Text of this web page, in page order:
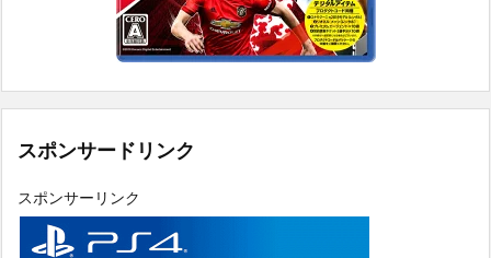
スポンサードリンク
スポンサーリンク